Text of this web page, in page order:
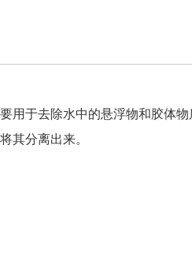
用于去除水中的悬浮物和胶体
其分离出来。